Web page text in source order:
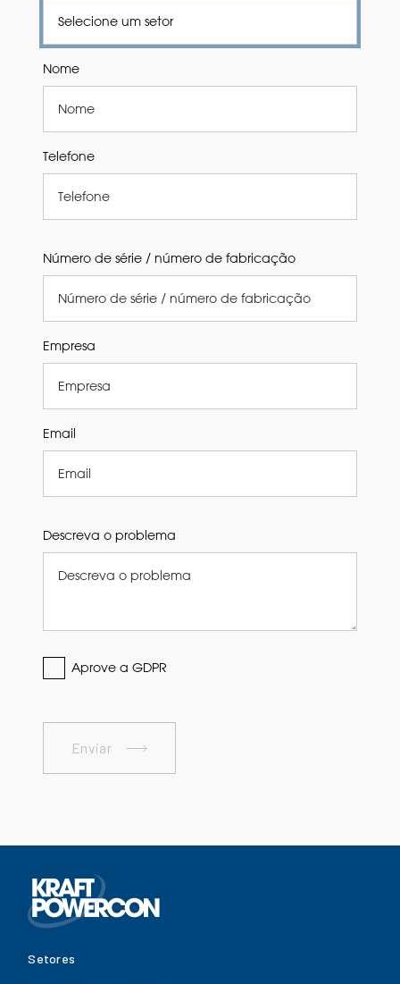
Nome
Telefone
Número de série / número de fabricação
Empresa
Email
Descreva o problema
Aprove a GDPR
Enviar
Setores